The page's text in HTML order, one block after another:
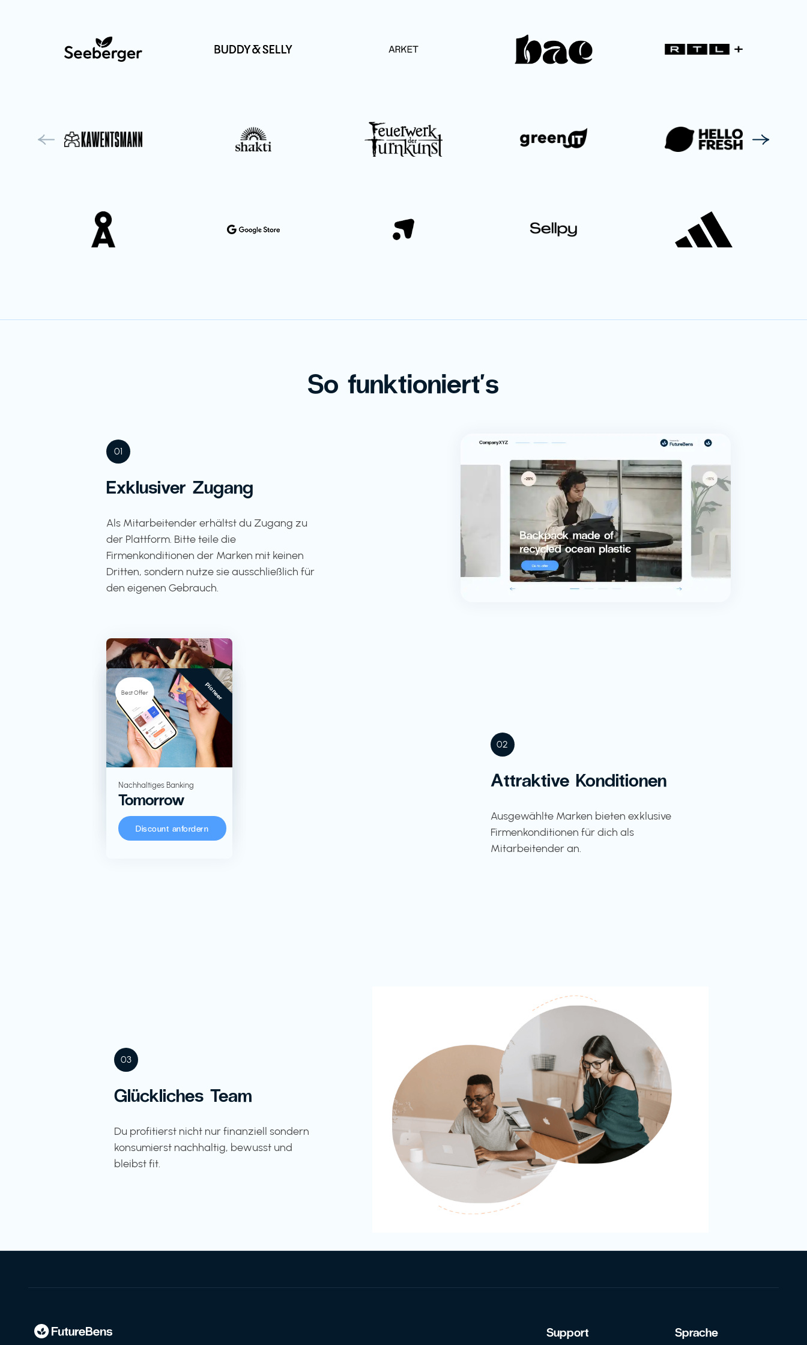
So funktioniert's
01
Exklusiver Zugang
Als Mitarbeitender erhältst du Zugang zu
der Plattform. Bitte teile die
Firmenkonditionen der Marken mit keinen
Dritten, sondern nutze sie ausschließlich für
den eigenen Gebrauch.
02
Attraktive Konditionen
Ausgewählte Marken bieten exklusive
Firmenkonditionen für dich als
Mitarbeitender an.
TV + Streaming
RTL+
-5%
Lebensmittel in
Großverpackungen
KoRo
Best Offer Pioneer
Nachhaltiges Banking
Tomorrow
Discount anfordern
03
Glückliches Team
Du profitierst nicht nur finanziell sondern
konsumierst nachhaltig, bewusst und
bleibst fit.
Support Sprache